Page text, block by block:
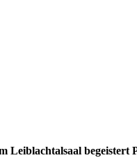
Leiblachtalsaal begeistert